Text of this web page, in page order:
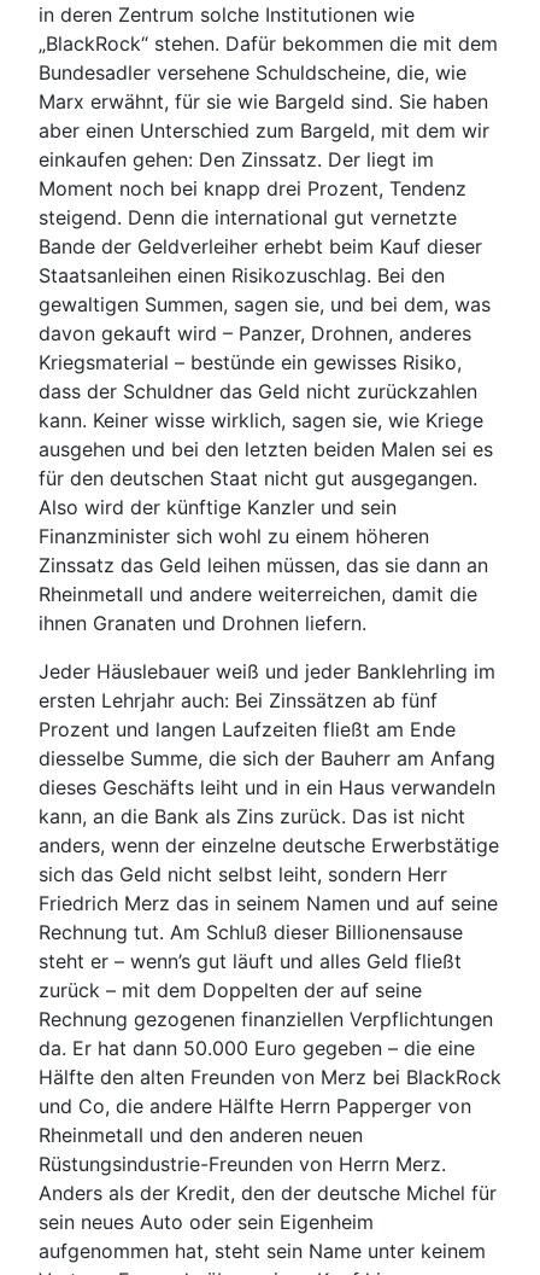
in deren Zentrum solche Institutionen wie
„BlackRock“ stehen. Dafür bekommen die mit dem
Bundesadler versehene Schuldscheine, die, wie
Marx erwähnt, für sie wie Bargeld sind. Sie haben
aber einen Unterschied zum Bargeld, mit dem wir
einkaufen gehen: Den Zinssatz. Der liegt im
Moment noch bei knapp drei Prozent, Tendenz
steigend. Denn die international gut vernetzte
Bande der Geldverleiher erhebt beim Kauf dieser
Staatsanleihen einen Risikozuschlag. Bei den
gewaltigen Summen, sagen sie, und bei dem, was
davon gekauft wird – Panzer, Drohnen, anderes
Kriegsmaterial – bestünde ein gewisses Risiko,
dass der Schuldner das Geld nicht zurückzahlen
kann. Keiner wisse wirklich, sagen sie, wie Kriege
ausgehen und bei den letzten beiden Malen sei es
für den deutschen Staat nicht gut ausgegangen.
Also wird der künftige Kanzler und sein
Finanzminister sich wohl zu einem höheren
Zinssatz das Geld leihen müssen, das sie dann an
Rheinmetall und andere weiterreichen, damit die
ihnen Granaten und Drohnen liefern.
Jeder Häuslebauer weiß und jeder Banklehrling im
ersten Lehrjahr auch: Bei Zinssätzen ab fünf
Prozent und langen Laufzeiten fließt am Ende
diesselbe Summe, die sich der Bauherr am Anfang
dieses Geschäfts leiht und in ein Haus verwandeln
kann, an die Bank als Zins zurück. Das ist nicht
anders, wenn der einzelne deutsche Erwerbstätige
sich das Geld nicht selbst leiht, sondern Herr
Friedrich Merz das in seinem Namen und auf seine
Rechnung tut. Am Schluß dieser Billionensause
steht er – wenn’s gut läuft und alles Geld fließt
zurück – mit dem Doppelten der auf seine
Rechnung gezogenen finanziellen Verpflichtungen
da. Er hat dann 50.000 Euro gegeben – die eine
Hälfte den alten Freunden von Merz bei BlackRock
und Co, die andere Hälfte Herrn Papperger von
Rheinmetall und den anderen neuen
Rüstungsindustrie-Freunden von Herrn Merz.
Anders als der Kredit, den der deutsche Michel für
sein neues Auto oder sein Eigenheim
aufgenommen hat, steht sein Name unter keinem